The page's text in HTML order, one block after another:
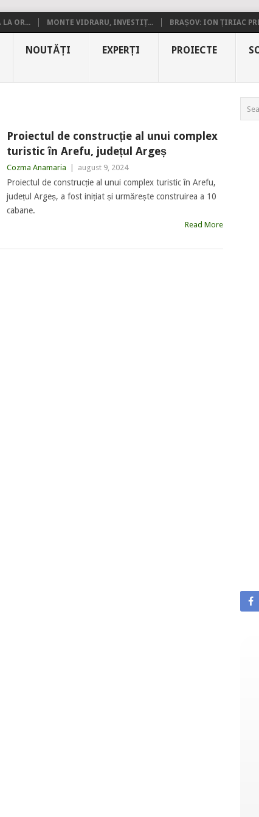
LA OR... MONTE VIDRARU, INVESTIȚ... BRAȘOV: ION ȚIRIAC
NOUTĂȚI EXPERȚI PROIECTE
Proiectul de construcție al unui complex
turistic în Arefu, județul Argeș
Cozma Anamaria august 9, 2024
Proiectul de construcție al unui complex turistic în Arefu,
județul Argeș, a fost inițiat și urmărește construirea a 10
cabane.
Read More